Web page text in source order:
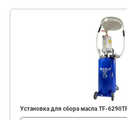
Установка для сбора масла TF-